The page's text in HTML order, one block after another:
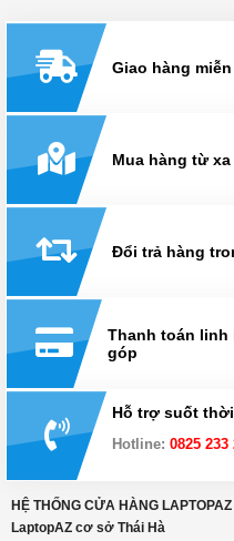
Giao hàng
Mua hàng từ xa
Đổi trả hàng
Thanh toán linh
góp
Hỗ trợ suốt
Hotline: 0825 233
HỆ THỐNG CỬA HÀNG LAPTOPAZ
LaptopAZ cơ sở Thái Hà